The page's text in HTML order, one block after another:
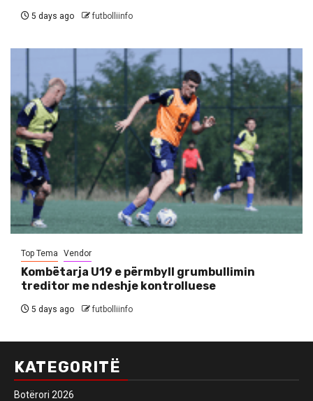
5 days ago futbolliinfo
Top Tema Vendor
Kombëtarja U19 e përmbyll grumbullimin
treditor me ndeshje kontrolluese
5 days ago futbolliinfo
KATEGORITË
Botërori 2026